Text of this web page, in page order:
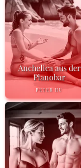
Anchelica aus der
Pianobar
PETER HU